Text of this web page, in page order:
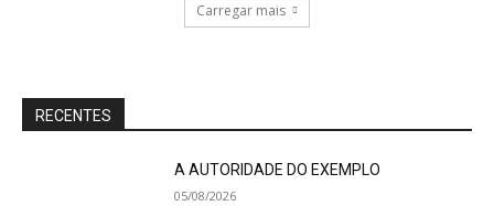
Carregar mais
RECENTES
A AUTORIDADE DO EXEMPLO
05/08/2026